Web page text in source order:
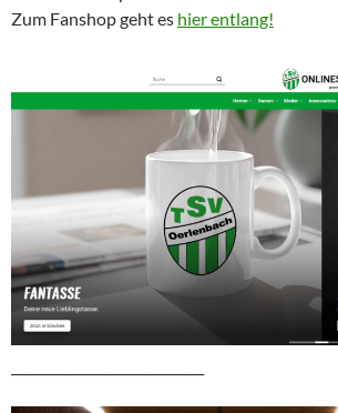
Zum Fanshop geht es hier entlang!